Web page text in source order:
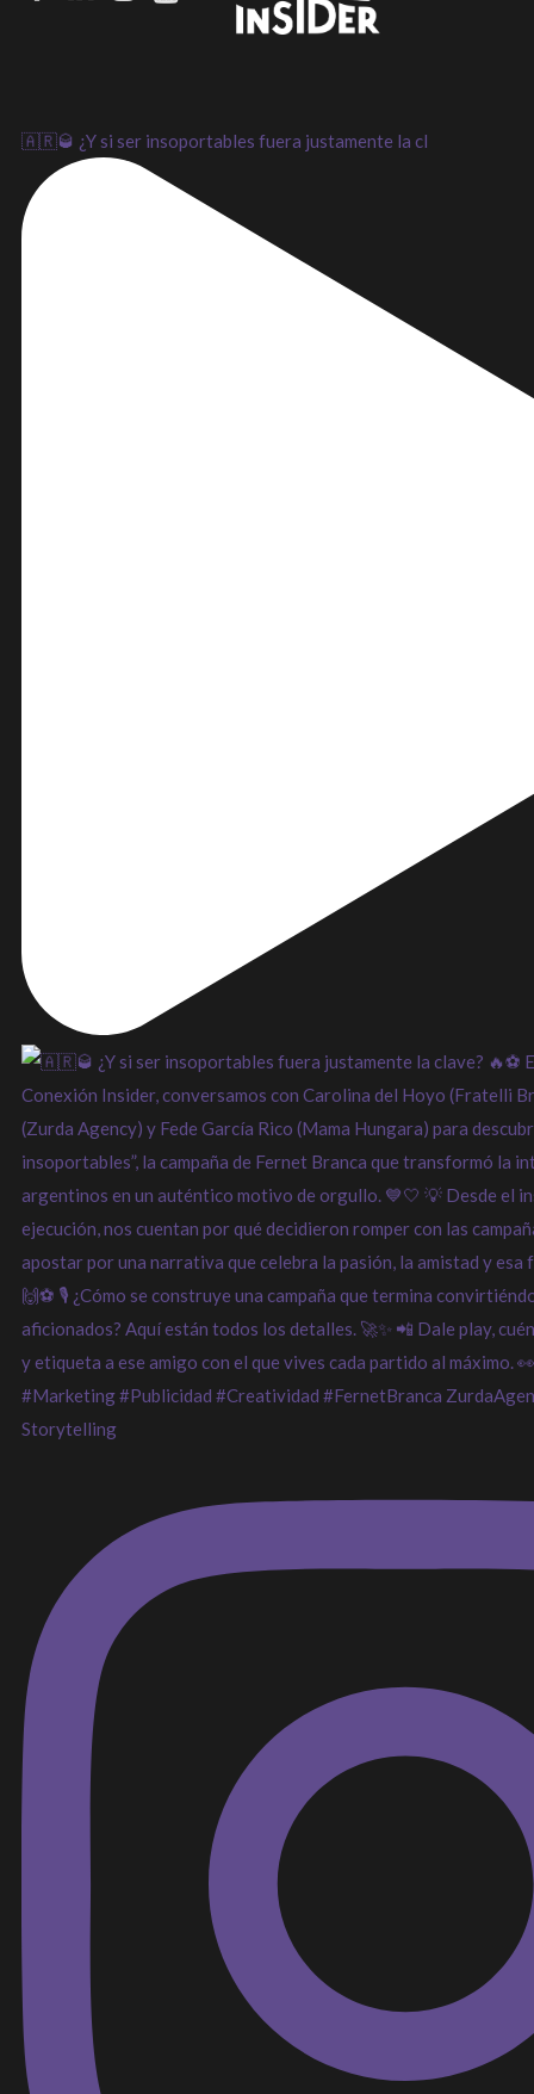
LinkedInInstagram
Youtube
🇦🇷🥃 ¿Y si ser insoportables fuera justamente la cl